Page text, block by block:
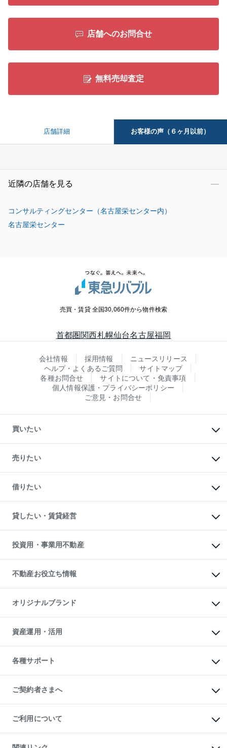
店舗へのお問合せ
無料売却査定
店舗詳細 お客様の声（６ヶ月以前）
近隣の店舗を見る
コンサルティングセンター（名古屋栄センター内）
名古屋栄センター
売買・賃貸 全国30,060件から物件検索
首都圏関西札幌仙台名古屋福岡
会社情報 採用情報
ニュースリリース
ヘルプ・よくあるご質問
サイトマップ
各種お問合せ
サイトについて・免責事項
個人情報保護・プライバシーポリシー
ご意見・お問合せ
買いたい
新築・分譲マンションの購入
中古マンションの購入
一戸建ての購入
中古一戸建ての購入
不動産購入の流れ
注目キーワード物件特集
購入ガイド
English 繁体中文簡体中文
売りたい
一戸建ての売却・査定
土地の売却・査定
スピードAI査定
不動産査定について
不動産売却の流れ
不動産買換えの流れ
売却ガイド
借りたい
オフィス・店舗の賃貸
借りるときの流れ
借りるガイド
貸したい・賃貸経営
マンション賃料データ
賃貸管理プラン
リロケーションについて
貸すガイド
投資用・事業用不動産
事業用不動産
マンション投資
投資用マンション
アパート経営
収益物件
ビル購入（ビル一棟）
投資用不動産の売却査定
事業用不動産の売却査定
不動産お役立ち情報
マンションライブラリー
人気マンションランキング
暮らしに役立つ不動産メディア
不動産相場・不動産価格情報
不動産コラム・ニュース
不動産用語集
不動産なんでもネット相談室
住まいの税金
オリジナルブランド
一棟リノベーションマンション
L`GENTE（ルジェンテ）
区分リノベーションマンション
投資用一棟レジデンスWELL
不動産小口投資
LEGACIA（レガシア）
資産運用・活用
不動産M&A
アセットマネジメント・出資
各種サポート
相続サポート
リフォームサポート
ご契約者さまへ
ご紹介・再契約特典
入居者様専用-各種ご案内（賃貸）
東急こすもす会「こすもすWeb」
ご利用について
金融商品取引について